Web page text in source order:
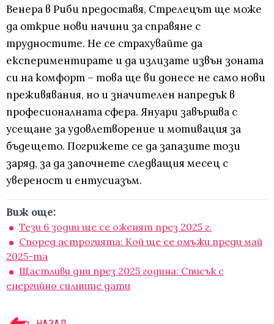
Венера в Риби предоставя, Стрелецът ще може
да открие нови начини за справяне с
трудностите. Не се страхувайте да
експериментирате и да излизате извън зоната
си на комфорт – това ще ви донесе не само нови
преживявания, но и значителен напредък в
професионалната сфера. Януари завършва с
усещане за удовлетворение и мотивация за
бъдещето. Погрижете се да запазите този
заряд, за да започнете следващия месец с
увереност и ентусиазъм.
Виж още:
Тези 6 зодии ще се оженят през 2025 г.
Според астрогията: Кой ще се омъжи преди май
2025-та
Щастливи дни през 2025 година: Списък с
енергийно силните дати